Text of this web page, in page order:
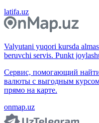
latifa.uz
Valyutani yuqori kursda
beruvchi servis. Punkt
Сервис, помогающий
валюты с выгодным
прямо на карте.
onmap.uz